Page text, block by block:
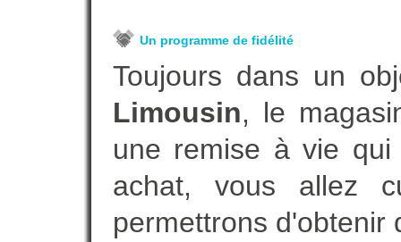
Un programme de fidélité
Toujours dans un
Limousin, le
une remise à vie qui
achat, vous allez
permettrons d'obtenir